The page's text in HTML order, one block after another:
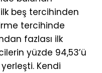
beş tercihinden
tercihinde
fazlası ilk
yüzde 94,53’ü
Kendi